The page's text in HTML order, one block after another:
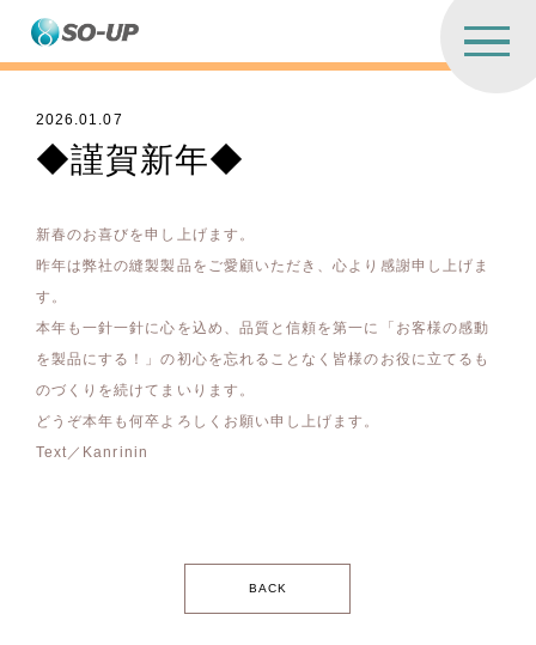
2026.01.07
◆謹賀新年◆
新春のお喜びを申し上げます。
昨年は弊社の縫製製品をご愛顧いただき、心より感謝申し上げま
す。
本年も一針一針に心を込め、品質と信頼を第一に「お客様の感動
を製品にする！」の初心を忘れることなく皆様のお役に立てるも
のづくりを続けてまいります。
どうぞ本年も何卒よろしくお願い申し上げます。
Text／Kanrinin
BACK